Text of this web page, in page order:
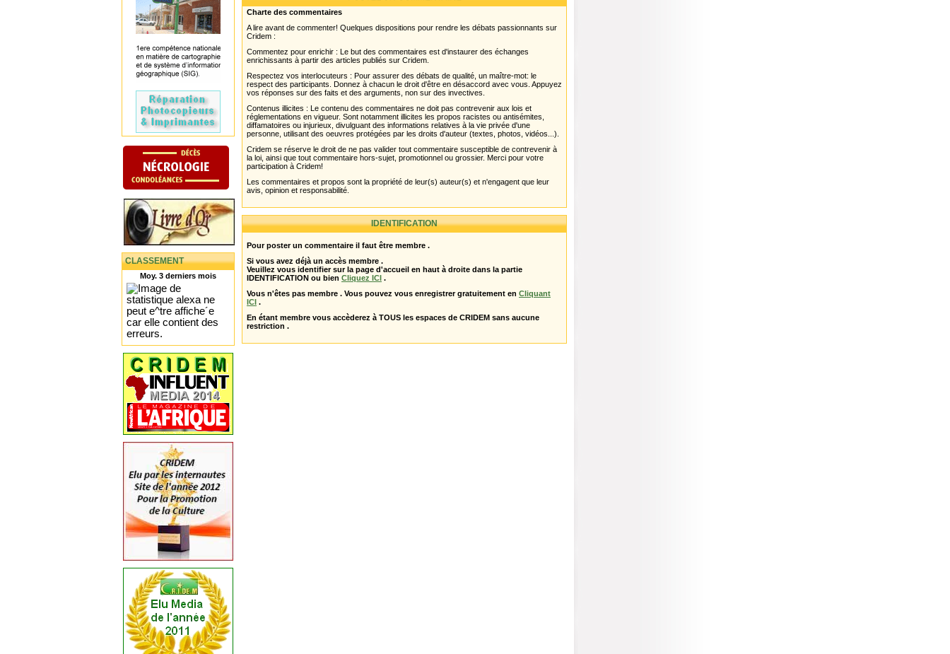
CLASSEMENT
Moy. 3 derniers mois
Charte des commentaires
A lire avant de commenter! Quelques dispositions pour rendre les débats passionnants sur
Cridem :
Commentez pour enrichir : Le but des commentaires est d'instaurer des échanges
enrichissants à partir des articles publiés sur Cridem.
Respectez vos interlocuteurs : Pour assurer des débats de qualité, un maître-mot: le
respect des participants. Donnez à chacun le droit d'être en désaccord avec vous. Appuyez
vos réponses sur des faits et des arguments, non sur des invectives.
Contenus illicites : Le contenu des commentaires ne doit pas contrevenir aux lois et
réglementations en vigueur. Sont notamment illicites les propos racistes ou antisémites,
diffamatoires ou injurieux, divulguant des informations relatives à la vie privée d'une
personne, utilisant des oeuvres protégées par les droits d'auteur (textes, photos, vidéos...).
Cridem se réserve le droit de ne pas valider tout commentaire susceptible de contrevenir à
la loi, ainsi que tout commentaire hors-sujet, promotionnel ou grossier. Merci pour votre
participation à Cridem!
Les commentaires et propos sont la propriété de leur(s) auteur(s) et n'engagent que leur
avis, opinion et responsabilité.
IDENTIFICATION
Pour poster un commentaire il faut être membre .
Si vous avez déjà un accès membre .
Veuillez vous identifier sur la page d'accueil en haut à droite dans la partie
IDENTIFICATION ou bien Cliquez ICI .
Vous n'êtes pas membre . Vous pouvez vous enregistrer gratuitement en Cliquant
ICI .
En étant membre vous accèderez à TOUS les espaces de CRIDEM sans aucune
restriction .